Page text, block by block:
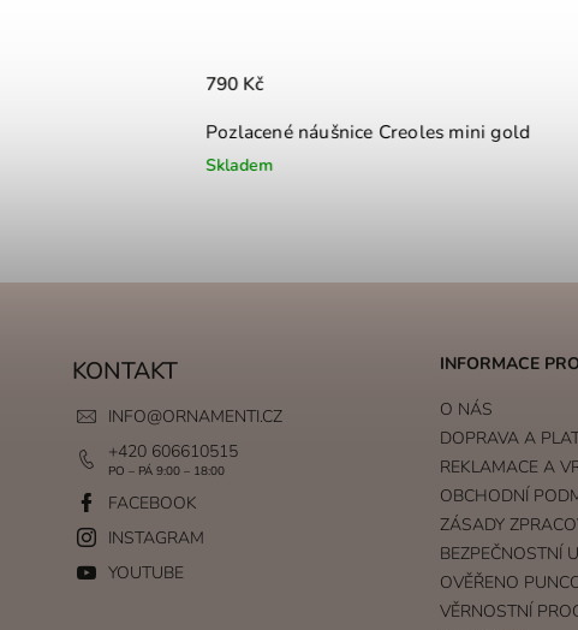
Pozlacené náušnice Creoles mini gold
KONTAKT
INFO@ORNAMENTI.CZ
+420 606610515
PO – PÁ 9:00 – 18:00
FACEBOOK
INSTAGRAM
YOUTUBE
INFORMACE
O NÁS
DOPRAVA A
REKLAMACE A
OBCHODNÍ
ZÁSADY
BEZPEČNOSTNÍ
OVĚŘENO
VĚRNOSTNÍ